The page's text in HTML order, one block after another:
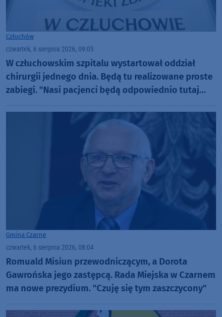
Człuchów
czwartek, 6 sierpnia 2026, 09:05
W człuchowskim szpitalu wystartował oddział
chirurgii jednego dnia. Będą tu realizowane proste
zabiegi. "Nasi pacjenci będą odpowiednio tutaj
Gmina Czarne
czwartek, 6 sierpnia 2026, 08:04
Romuald Misiun przewodniczącym, a Dorota
Gawrońska jego zastępcą. Rada Miejska w Czarnem
ma nowe prezydium. "Czuję się tym zaszczycony"